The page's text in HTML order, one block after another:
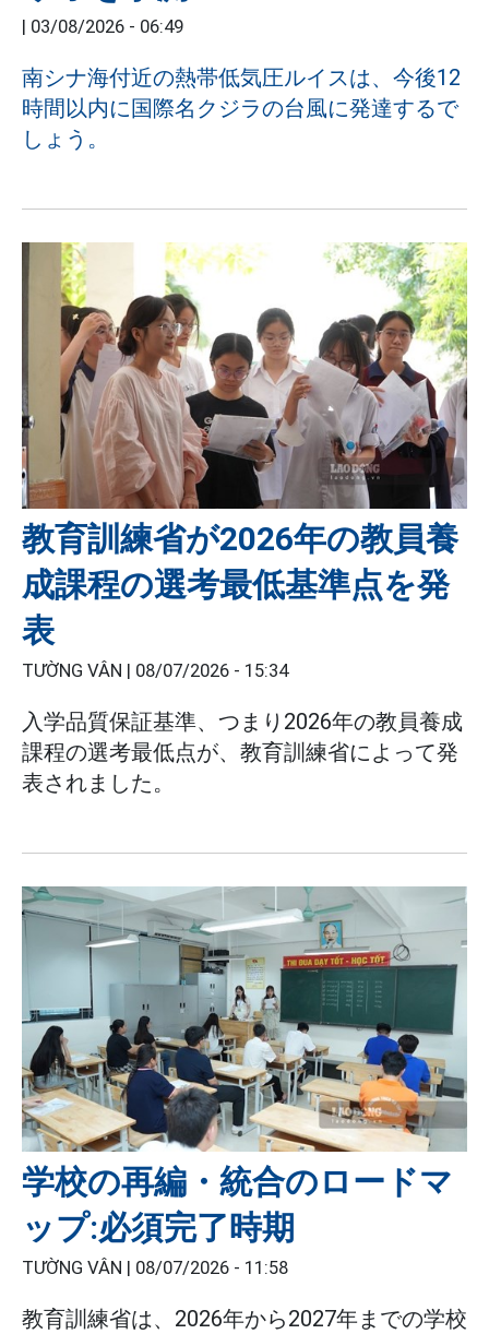
| 03/08/2026 - 06:49
南シナ海付近の熱帯低気圧ルイスは、今後12
時間以内に国際名クジラの台風に発達するで
しょう。
教育訓練省が2026年の教員養
成課程の選考最低基準点を発
表
TƯỜNG VÂN | 08/07/2026 - 15:34
入学品質保証基準、つまり2026年の教員養成
課程の選考最低点が、教育訓練省によって発
表されました。
学校の再編・統合のロードマ
ップ:必須完了時期
TƯỜNG VÂN | 08/07/2026 - 11:58
教育訓練省は、2026年から2027年までの学校